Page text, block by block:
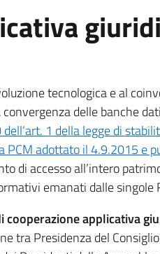
tecnologica e al
convergenza delle banche
1 della legge di
PCM adottato il 4.9.2015 e
di accesso all’intero
emanati dalle singole
cooperazione applicativa
tra Presidenza del